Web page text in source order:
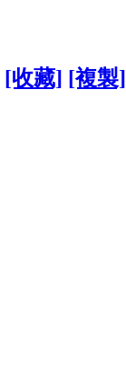
[收藏] [複製]